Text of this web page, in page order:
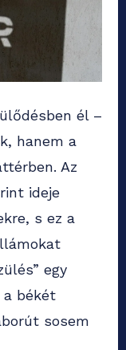
él –
hanem a
Az
ideje
s ez a
egy
a békét
sosem